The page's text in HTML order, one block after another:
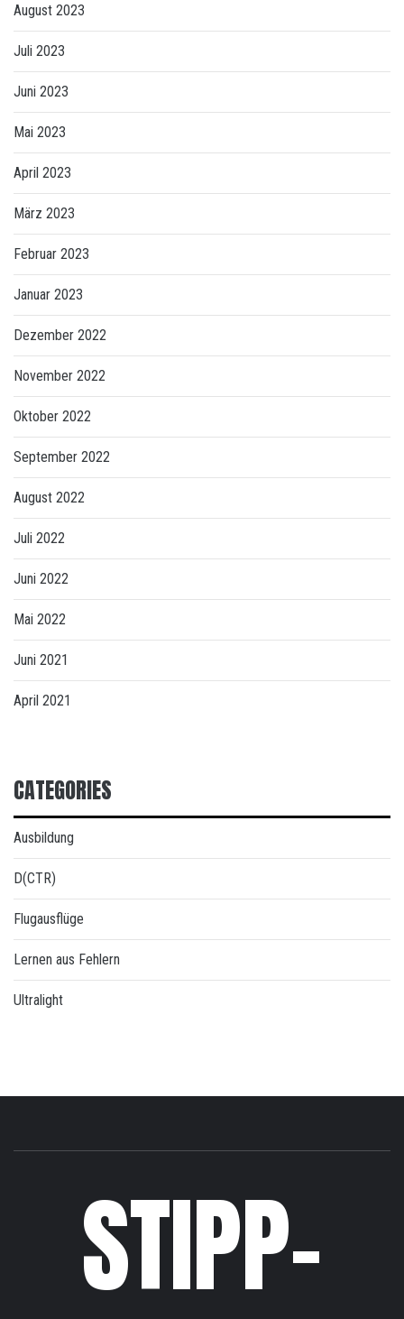
August 2023
Juli 2023
Juni 2023
Mai 2023
April 2023
März 2023
Februar 2023
Januar 2023
Dezember 2022
November 2022
Oktober 2022
September 2022
August 2022
Juli 2022
Juni 2022
Mai 2022
Juni 2021
April 2021
CATEGORIES
Ausbildung
D(CTR)
Flugausflüge
Lernen aus Fehlern
Ultralight
STIPP-